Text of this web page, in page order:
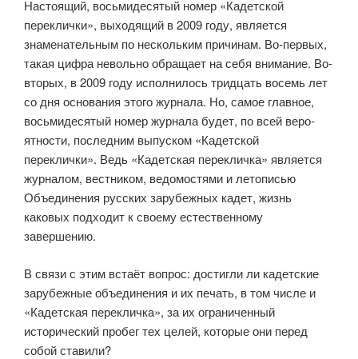
Настоящий, восьмидесятый номер «Кадетской
переклички», выхо­дящий в 2009 году, является
знаменательным по нескольким причинам. Во-первых,
такая цифра невольно обращает на себя внимание. Во-
вторых, в 2009 году исполнилось тридцать восемь лет
со дня основания этого жур­нала. Но, самое главное,
восьмидесятый номер журнала будет, по всей веро­
ятности, последним выпуском «Кадетской
переклички». Ведь «Кадетская перекличка» является
журналом, вестником, ведомостями и летописью
Объединения русских зарубежных кадет, жизнь
каковых подходит к своему естественному
завершению.
В связи с этим встаёт вопрос: достигли ли кадетские
зарубежные объединения и их печать, в том числе и
«Кадетская перекличка», за их ограничен­ный
исторический пробег тех целей, которые они перед
собой ставили?